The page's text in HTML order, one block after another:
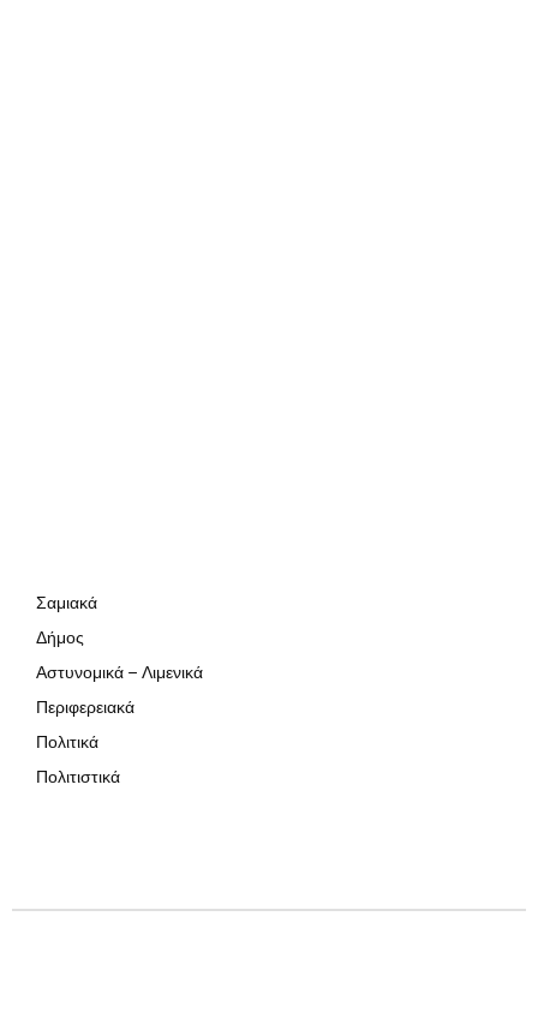
Σαμιακά
Δήμος
Αστυνομικά – Λιμενικά
Περιφερειακά
Πολιτικά
Πολιτιστικά